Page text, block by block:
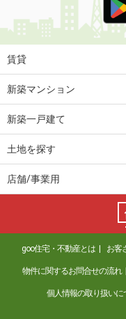
賃貸
新築マンション
新築一戸建て
土地を探す
店舗/事業用
goo住宅・不動産とは お客
物件に関するお問合せの流れ
個人情報の取り扱いに